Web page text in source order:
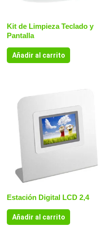
Kit de Limpieza Teclado y
Pantalla
Añadir al carrito
Estación Digital LCD 2,4
Añadir al carrito